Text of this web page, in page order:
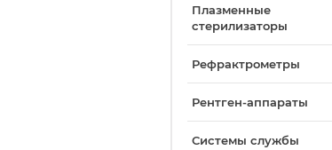
Плазменные
стерилизаторы
Рефрактрометры
Рентген-аппараты
Системы службы